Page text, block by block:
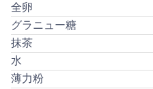
全卵
グラニュー糖
抹茶
水
薄力粉